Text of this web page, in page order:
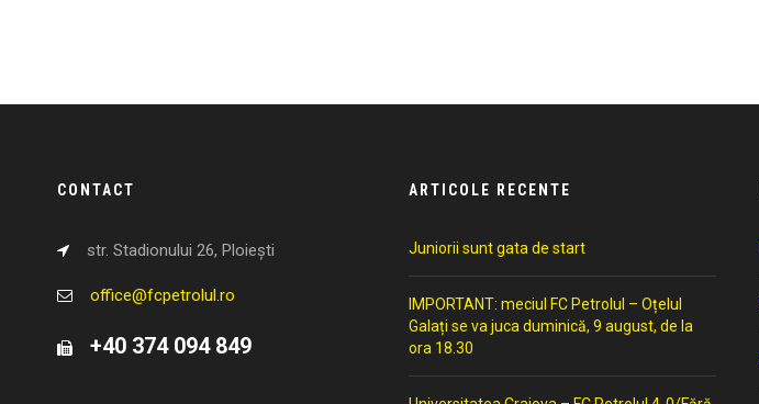
CONTACT
str. Stadionului 26, Ploiești
office@fcpetrolul.ro
+40 374 094 849
ARTICOLE RECENTE
Juniorii sunt gata de start
IMPORTANT: meciul FC Petrolul – Oțelul
Galați se va juca duminică, 9 august, de la
ora 18.30